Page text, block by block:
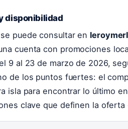
disponibilidad
puede consultar en
cuenta con promociones
9 al 23 de marzo de 2026,
de los puntos fuertes: el
isla para encontrar lo último
clave que definen la oferta